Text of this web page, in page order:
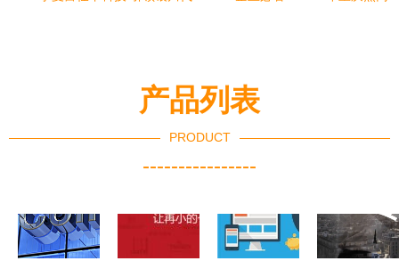
产品列表
PRODUCT
----------------